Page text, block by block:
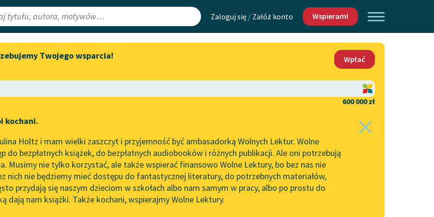
Zaloguj się / Załóż konto Wspieram!
Lektury
redakcyjne
Aktualności
Zapraszamy na spotkanie
literatury skandynawskiej
Wolne Lektury na 32.
Pol’and’Rock Festivalu
„Kochanek Lady Chatterley”
do słuchania na Wolnych
Lekturach
Nowy audiobook – „Marzenie
Mapa Wolnych Lektur
Leśmianator
API
OAI-PMH
Widget Wolnych Lektur
Kontakt
O projekcie
Zasady wykorzystania
Wolnych Lektur
Logotypy
Materiały promocyjne
Twojego wsparcia!
Wpłać
600 000 zł
kochani.
Holtz i mam wielki zaszczyt i przyjemność być ambasadorką Wolnych Lektur. Wolne
do bezpłatnych książek, do bezpłatnych audiobooków i różnych publikacji. Ale oni potrzebują
Musimy nie tylko korzystać, ale także wspierać finansowo Wolne Lektury, bo bez nas nie
nich nie będziemy mieć dostępu do fantastycznej literatury, do potrzebnych materiałów,
przydają się naszym dzieciom w szkołach albo nam samym w pracy, albo po prostu do
dają nam książki. Także kochani, wspierajmy Wolne Lektury.
✖ Karin Boye✖